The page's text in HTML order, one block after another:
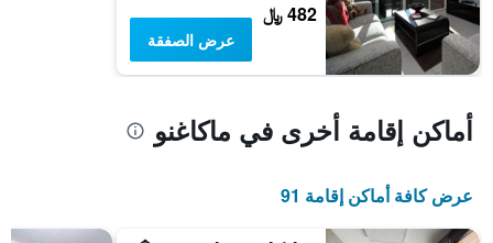
482 ﷼
عرض الصفقة
أماكن إقامة أخرى في ماكاغنو
عرض كافة أماكن إقامة 91